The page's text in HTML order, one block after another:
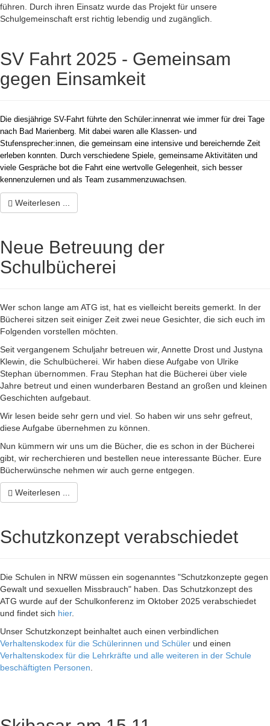
führen. Durch ihren Einsatz wurde das Projekt für unsere
Schulgemeinschaft erst richtig lebendig und zugänglich.
SV Fahrt 2025 - Gemeinsam
gegen Einsamkeit
Die diesjährige SV-Fahrt führte den Schüler:innenrat wie immer für drei Tage
nach Bad Marienberg. Mit dabei waren alle Klassen- und
Stufensprecher:innen, die gemeinsam eine intensive und bereichernde Zeit
erleben konnten. Durch verschiedene Spiele, gemeinsame Aktivitäten und
viele Gespräche bot die Fahrt eine wertvolle Gelegenheit, sich besser
kennenzulernen und als Team zusammenzuwachsen.
Weiterlesen ...
Neue Betreuung der
Schulbücherei
Wer schon lange am ATG ist, hat es vielleicht bereits gemerkt. In der
Bücherei sitzen seit einiger Zeit zwei neue Gesichter, die sich euch im
Folgenden vorstellen möchten.
Seit vergangenem Schuljahr betreuen wir, Annette Drost und Justyna
Klewin, die Schulbücherei. Wir haben diese Aufgabe von Ulrike
Stephan übernommen. Frau Stephan hat die Bücherei über viele
Jahre betreut und einen wunderbaren Bestand an großen und kleinen
Geschichten aufgebaut.
Wir lesen beide sehr gern und viel. So haben wir uns sehr gefreut,
diese Aufgabe übernehmen zu können.
Nun kümmern wir uns um die Bücher, die es schon in der Bücherei
gibt, wir recherchieren und bestellen neue interessante Bücher. Eure
Bücherwünsche nehmen wir auch gerne entgegen.
Weiterlesen ...
Schutzkonzept verabschiedet
Die Schulen in NRW müssen ein sogenanntes "Schutzkonzepte gegen
Gewalt und sexuellen Missbrauch" haben. Das Schutzkonzept des
ATG wurde auf der Schulkonferenz im Oktober 2025 verabschiedet
und findet sich hier.
Unser Schutzkonzept beinhaltet auch einen verbindlichen
Verhaltenskodex für die Schülerinnen und Schüler und einen
Verhaltenskodex für die Lehrkräfte und alle weiteren in der Schule
beschäftigten Personen